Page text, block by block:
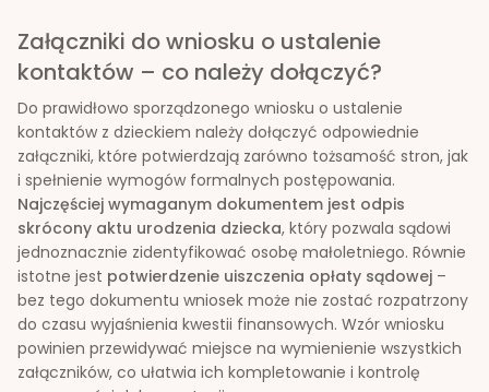
Załączniki do wniosku o ustalenie
kontaktów – co należy dołączyć?
Do prawidłowo sporządzonego wniosku o ustalenie
kontaktów z dzieckiem należy dołączyć odpowiednie
załączniki, które potwierdzają zarówno tożsamość stron, jak
i spełnienie wymogów formalnych postępowania.
Najczęściej wymaganym dokumentem jest odpis
skrócony aktu urodzenia dziecka, który pozwala sądowi
jednoznacznie zidentyfikować osobę małoletniego. Równie
istotne jest potwierdzenie uiszczenia opłaty sądowej –
bez tego dokumentu wniosek może nie zostać rozpatrzony
do czasu wyjaśnienia kwestii finansowych. Wzór wniosku
powinien przewidywać miejsce na wymienienie wszystkich
załączników, co ułatwia ich kompletowanie i kontrolę